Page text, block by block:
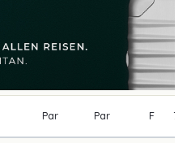
Par Par F 73